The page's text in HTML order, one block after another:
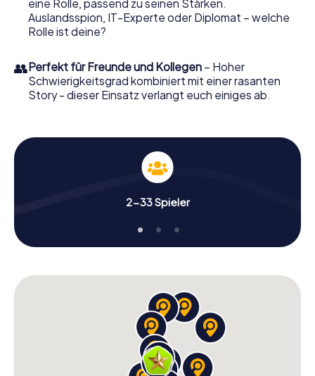
sich Ihre Tickets in die Welt der Spionage und
Geheimagenten und verwandeln Sie Bad Münder am
Deister in einen Outdoor Escape Room!
eine Rolle, passend zu seinen Stärken.
Auslandsspion, IT-Experte oder Diplomat – welche
Rolle ist deine?
👥Perfekt für Freunde und Kollegen – Hoher
Schwierigkeitsgrad kombiniert mit einer rasanten
Story - dieser Einsatz verlangt euch einiges ab.
2-33 Spieler